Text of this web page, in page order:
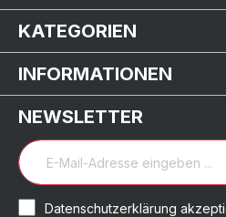
KATEGORIEN
INFORMATIONEN
NEWSLETTER
Datenschutzerklärung